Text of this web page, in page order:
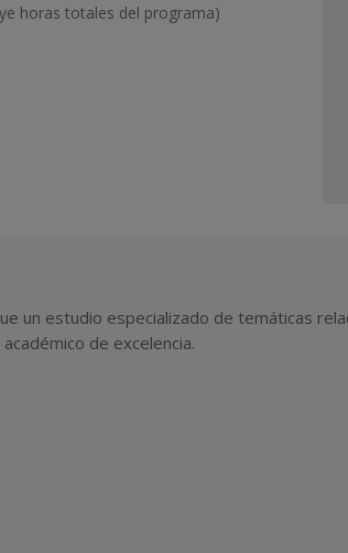
horas totales del programa)
un estudio especializado de temáticas
de excelencia.